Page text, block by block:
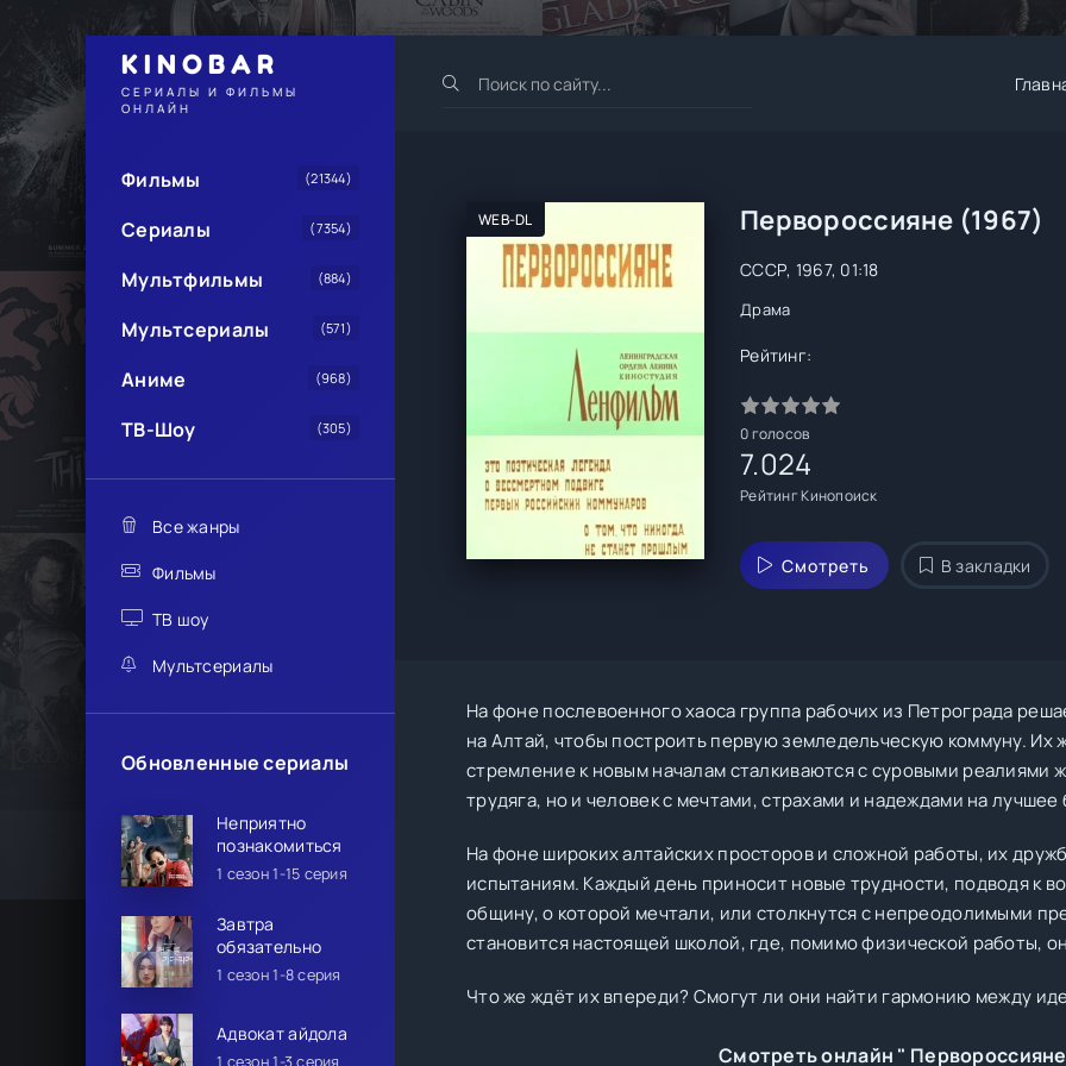
KINOBAR
СЕРИАЛЫ И ФИЛЬМЫ
ОНЛАЙН
Фильмы (21344)
Сериалы (7354)
Мультфильмы (884)
Мультсериалы (571)
Аниме (968)
ТВ-Шоу (305)
Все жанры
Фильмы
ТВ шоу
Мультсериалы
Обновленные сериалы
Неприятно
познакомиться
1 сезон 1-15 серия
Завтра
обязательно
1 сезон 1-8 серия
Адвокат айдола
1 сезон 1-3 серия
WEB-DL Первороссияне (1967)
СССР, 1967, 01:18
Драма
Рейтинг:
0голосов
7.024
Рейтинг Кинопоиск
Смотреть В закладки
На фоне послевоенного хаоса группа рабочих из Петрограда
на Алтай, чтобы построить первую земледельческую коммуну.
стремление к новым началам сталкиваются с суровыми реалиями
трудяга, но и человек с мечтами, страхами и надеждами на
На фоне широких алтайских просторов и сложной работы, их
испытаниям. Каждый день приносит новые трудности, подводя к
общину, о которой мечтали, или столкнутся с непреодолимыми
становится настоящей школой, где, помимо физической работы,
Что же ждёт их впереди? Смогут ли они найти гармонию между
Смотреть онлайн "